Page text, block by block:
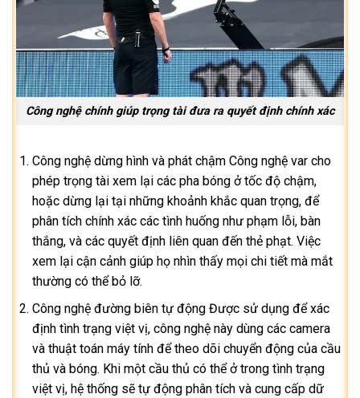
Công nghệ chính giúp trọng tài đưa ra quyết định chính xác
Công nghệ dừng hình và phát chậm Công nghệ var cho
phép trọng tài xem lại các pha bóng ở tốc độ chậm,
hoặc dừng lại tại những khoảnh khắc quan trọng, để
phân tích chính xác các tình huống như phạm lỗi, bàn
thắng, và các quyết định liên quan đến thẻ phạt. Việc
xem lại cận cảnh giúp họ nhìn thấy mọi chi tiết mà mắt
thường có thể bỏ lỡ.
Công nghệ đường biên tự động Được sử dụng để xác
định tình trạng việt vị, công nghệ này dùng các camera
và thuật toán máy tính để theo dõi chuyển động của cầu
thủ và bóng. Khi một cầu thủ có thể ở trong tình trạng
việt vị, hệ thống sẽ tự động phân tích và cung cấp dữ